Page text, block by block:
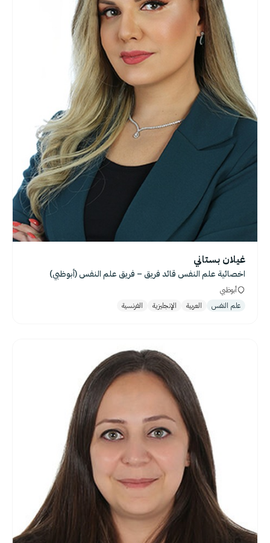
غيلان بستاني
اخصائية علم النفس قائد فريق – فريق علم النفس (أبوظبي)
أبوظبي
علم النفس
العربية الإنجليزية الفرنسية